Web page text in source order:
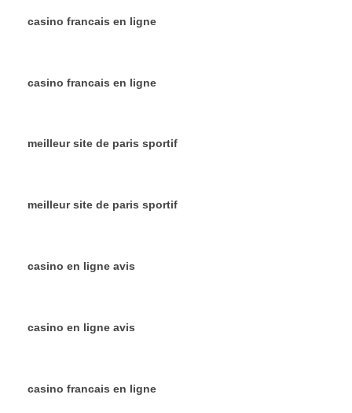
casino francais en ligne
casino francais en ligne
meilleur site de paris sportif
meilleur site de paris sportif
casino en ligne avis
casino en ligne avis
casino francais en ligne